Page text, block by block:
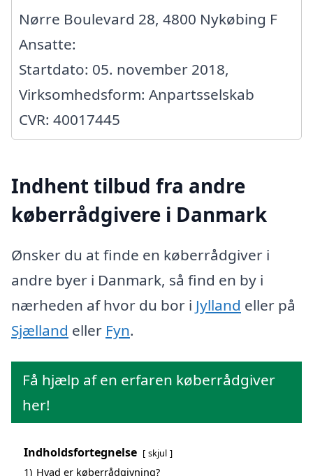
Nørre Boulevard 28, 4800 Nykøbing F
Ansatte:
Startdato: 05. november 2018,
Virksomhedsform: Anpartsselskab
CVR: 40017445
Indhent tilbud fra andre
køberrådgivere i Danmark
Ønsker du at finde en køberrådgiver i
andre byer i Danmark, så find en by i
nærheden af hvor du bor i Jylland eller på
Sjælland eller Fyn.
Få hjælp af en erfaren køberrådgiver
her!
Indholdsfortegnelse skjul
1) Hvad er køberrådgivning?